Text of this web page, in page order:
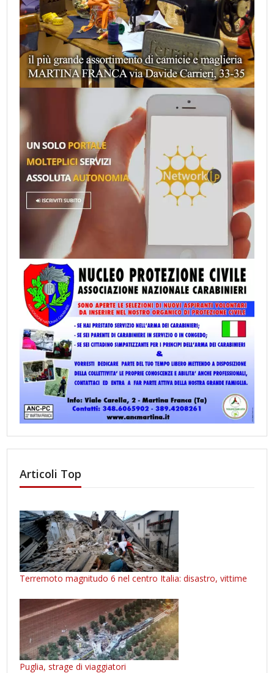
Articoli Top
Terremoto magnitudo 6 nel centro Italia: disastro, vittime
Puglia, strage di viaggiatori